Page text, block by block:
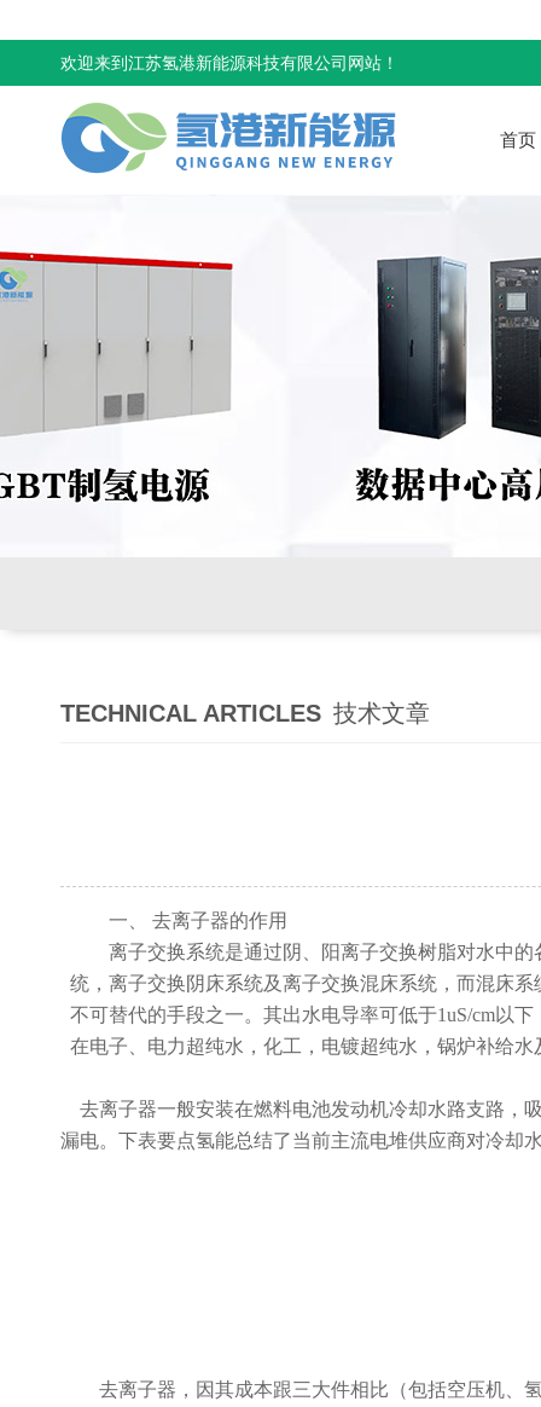
欢迎来到江苏氢港新能源科技有限公司网站！
首页
TECHNICAL ARTICLES 技术文章
一、
去离子器的作用
离子交换系统是通过阴、阳离子交换树脂对水中
统，离子交换阴床系统及离子交换混床系统，而混床
不可替代的手段之一。其出水电导率可低于1uS/cm以
在电子、电力超纯水，化工，电镀超纯水，锅炉补给
去离子器一般安装在燃料电池发动机冷却水路支路，
漏电。下表要点氢能总结了当前主流电堆供应商对冷却
去离子器，因其成本跟三大件相比（包括空压机、